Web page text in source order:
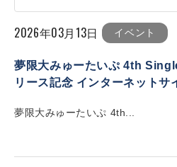
2026年03月13日 イベント
夢限大みゅーたいぷ 4th
リース記念 インターネットサ
夢限大みゅーたいぷ 4th...